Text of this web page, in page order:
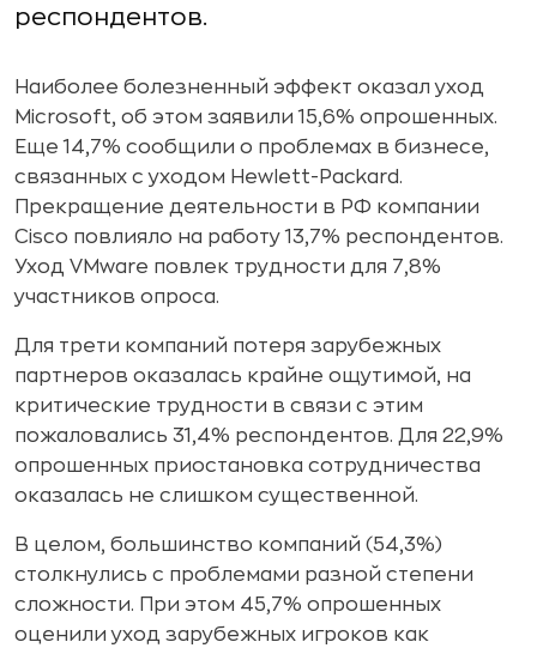
респондентов.
Наиболее болезненный эффект оказал уход
Microsoft, об этом заявили 15,6% опрошенных.
Еще 14,7% сообщили о проблемах в бизнесе,
связанных с уходом Hewlett-Packard.
Прекращение деятельности в РФ компании
Cisco повлияло на работу 13,7% респондентов.
Уход VMware повлек трудности для 7,8%
участников опроса.
Для трети компаний потеря зарубежных
партнеров оказалась крайне ощутимой, на
критические трудности в связи с этим
пожаловались 31,4% респондентов. Для 22,9%
опрошенных приостановка сотрудничества
оказалась не слишком существенной.
В целом, большинство компаний (54,3%)
столкнулись с проблемами разной степени
сложности. При этом 45,7% опрошенных
оценили уход зарубежных игроков как